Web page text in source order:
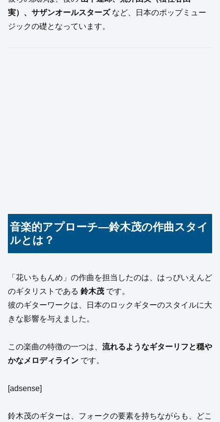
実）、サザンオールスターズなど、日本のポップミュー
ジックの礎となっています。
音楽的アプローチ—鈴木茂の作曲スタイ
ルとは？
「花いちもんめ」の作曲を担当したのは、はっぴいえんど
のギタリストである 鈴木茂 です。
彼のギターワークは、日本のロックギターのスタイルに大
きな影響を与えました。
この楽曲の特徴の一つは、 流れるようなギターリフと穏や
かなメロディライン です。
[adsense]
鈴木茂のギターは、フォークの要素を持ちながらも、どこ